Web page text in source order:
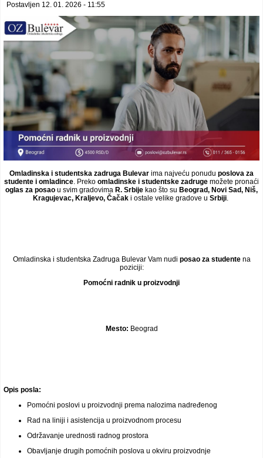
Postavljen 12. 01. 2026 - 11:55
Omladinska i studentska zadruga Bulevar ima najveću ponudu poslova za
studente i omladince . Preko omladinske i studentske zadruge možete pronaći
oglas za posao u svim gradovima R. Srbije kao što su Beograd, Novi Sad, Niš,
Kragujevac, Kraljevo, Čačak i ostale velike gradove u Srbiji
Omladinska i studentska Zadruga Bulevar Vam nudi posao za studentena
poziciji:
Pomoćni radnik u proizvodnji
Mesto: Beograd
Opis posla:
Pomoćni poslovi u proizvodnji prema nalozima nadređenog
Rad na liniji i asistencija u proizvodnom procesu
Održavanje urednosti radnog prostora
Obavljanje drugih pomoćnih poslova u okviru proizvodnje